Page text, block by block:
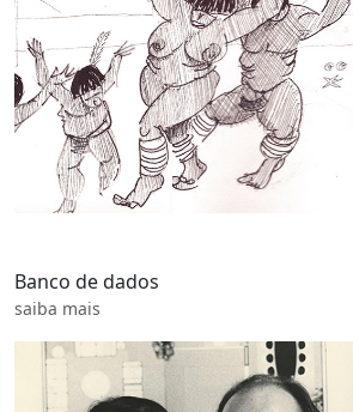
Banco de dados
saiba mais